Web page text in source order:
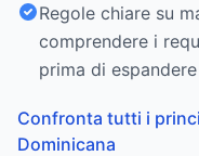
Regole chiare su
comprendere i
prima di
Confronta tutti i
Dominicana